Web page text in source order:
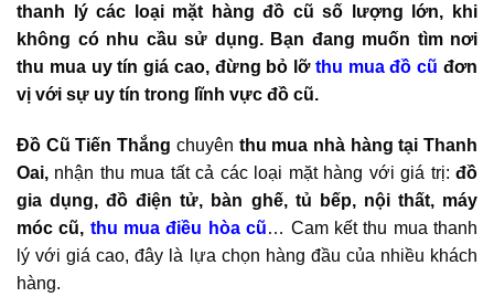
thanh lý các loại mặt hàng đồ cũ số lượng lớn, khi
không có nhu cầu sử dụng. Bạn đang muốn tìm nơi
thu mua uy tín giá cao, đừng bỏ lỡ thu mua đồ cũ đơn
vị với sự uy tín trong lĩnh vực đồ cũ.
Đồ Cũ Tiến Thắng chuyên thu mua nhà hàng tại Thanh
Oai, nhận thu mua tất cả các loại mặt hàng với giá trị:đồ
gia dụng, đồ điện tử, bàn ghế, tủ bếp, nội thất, máy
móc cũ, thu mua điều hòa cũ… Cam kết thu mua thanh
lý với giá cao, đây là lựa chọn hàng đầu của nhiều khách
hàng.